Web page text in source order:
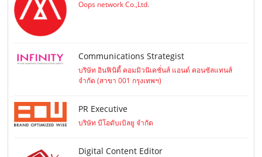
Oops network Co.,Ltd.
Communications Strategist
บริษัท อินฟินิตี้ คอมมิวนิเคชั่นส์ แอนด์ คอนซัลแทนส์
จำกัด (สาขา 001 กรุงเทพฯ)
PR Executive
บริษัท บีโอดับเบิลยู จำกัด
Digital Content Editor